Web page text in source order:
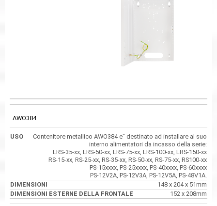
CODICE USO DIMENSIONI
DIMENSIONI
ESTERNE DELLA
AWO384
Contenitore metallico AWO384 e" destinato ad installare al suo
interno alimentatori da incasso della serie:
LRS-35-xx, LRS-50-xx, LRS-75-xx, LRS-100-xx, LRS-150-xx
RS-15-xx, RS-25-xx, RS-35-xx, RS-50-xx, RS-75-xx, RS100-xx
PS-15xxxx, PS-25xxxx, PS-40xxxx, PS-60xxxx
PS-12V2A, PS-12V3A, PS-12V5A, PS-48V1A.
148 x 204 x 51mm
152 x 208mm